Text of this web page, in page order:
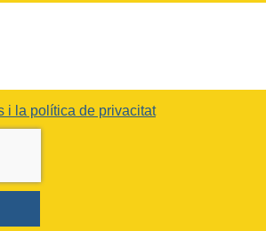
i la política de privacitat